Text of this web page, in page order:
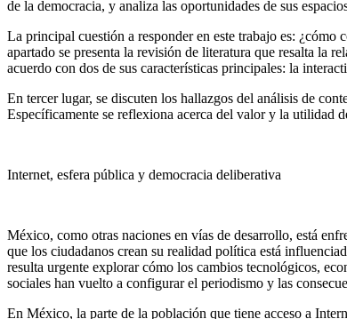
de la democracia, y analiza las oportunidades de sus
La principal cuestión a responder en este trabajo es:
apartado se presenta la revisión de literatura que resalta la
acuerdo con dos de sus características principales: la
En tercer lugar, se discuten los hallazgos del análisis de
Específicamente se reflexiona acerca del valor y la utilidad
Internet, esfera pública y democracia deliberativa
México, como otras naciones en vías de desarrollo, está
que los ciudadanos crean su realidad política está
resulta urgente explorar cómo los cambios tecnológicos,
sociales han vuelto a configurar el periodismo y las
En México, la parte de la población que tiene acceso a